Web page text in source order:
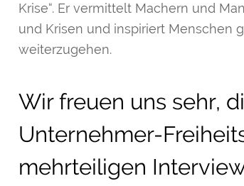
Krise“. Er vermittelt Machern und
und Krisen und inspiriert Menschen
weiterzugehen.
Wir freuen uns sehr,
Unternehmer-
mehrteiligen